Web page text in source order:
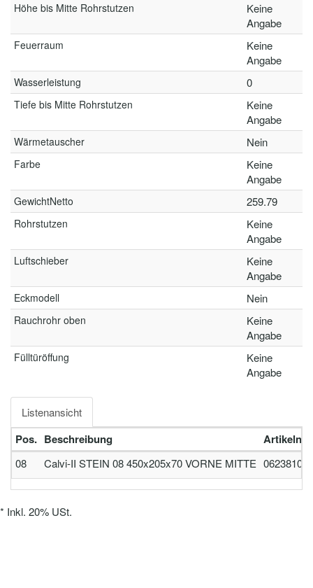
Höhe bis Mitte Rohrstutzen
Keine
Angabe
Feuerraum
Keine
Angabe
Wasserleistung 0
Tiefe bis Mitte Rohrstutzen
Keine
Angabe
Wärmetauscher Nein
Farbe
Keine
Angabe
GewichtNetto 259.79
Rohrstutzen
Keine
Angabe
Luftschieber
Keine
Angabe
Eckmodell Nein
Rauchrohr oben
Keine
Angabe
Fülltüröffung
Keine
Angabe
Listenansicht
Pos. Beschreibung
08 Calvi-II STEIN 08 450x205x70 VORNE MITTE
* Inkl. 20% USt.